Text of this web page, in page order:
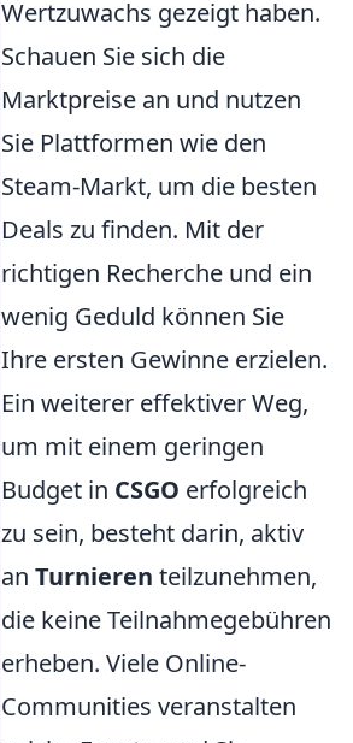
Wertzuwachs gezeigt haben.
Schauen Sie sich die
Marktpreise an und nutzen
Sie Plattformen wie den
Steam-Markt, um die besten
Deals zu finden. Mit der
richtigen Recherche und ein
wenig Geduld können Sie
Ihre ersten Gewinne erzielen.
Ein weiterer effektiver Weg,
um mit einem geringen
Budget in CSGO erfolgreich
zu sein, besteht darin, aktiv
an Turnieren teilzunehmen,
die keine Teilnahmegebühren
erheben. Viele Online-
Communities veranstalten